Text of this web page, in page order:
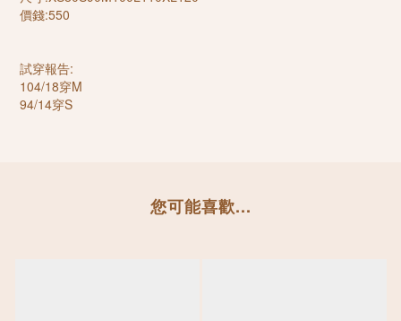
價錢:550
試穿報告:
104/18穿M
94/14穿S
您可能喜歡...